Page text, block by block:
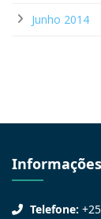
Junho 2014
Telefone: